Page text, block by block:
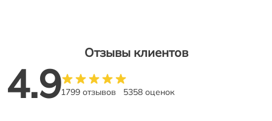
Отзывы клиентов
4.91799 отзывов 5358 оценок